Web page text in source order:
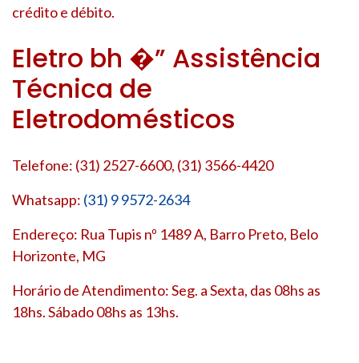
crédito e débito.
Eletro bh �” Assistência
Técnica de
Eletrodomésticos
Telefone: (31) 2527-6600, (31) 3566-4420
Whatsapp: (31) 9 9572-2634
Endereço: Rua Tupis nº 1489 A, Barro Preto, Belo
Horizonte, MG
Horário de Atendimento: Seg. a Sexta, das 08hs as
18hs. Sábado 08hs as 13hs.